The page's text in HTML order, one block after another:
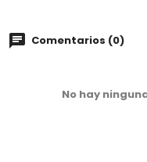
Comentarios (0)
No hay